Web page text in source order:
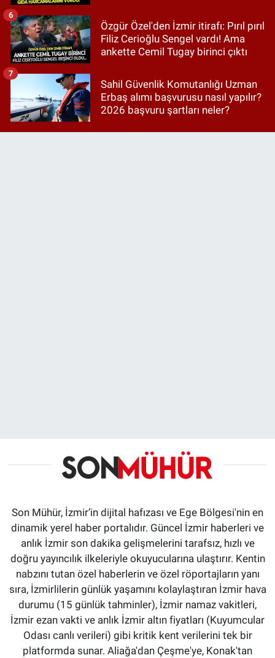
Özgür Özel'den İzmir itirafı: Pırıl pırıl
Filiz Cerioğlu Sengel vardı! Ama
ankette Cemil Tugay birinci çıktı
6
Sahil Güvenlik Komutanlığı Uzman
Erbaş alımı başvurusu nasıl yapılır?
2026 başvuru şartları neler?
7
Son Mühür, İzmir’in dijital hafızası ve Ege Bölgesi'nin en
dinamik yerel haber portalıdır. Güncel İzmir haberleri ve
anlık İzmir son dakika gelişmelerini tarafsız, hızlı ve
doğru yayıncılık ilkeleriyle okuyucularına ulaştırır. Kentin
nabzını tutan özel haberlerin ve özel röportajların yanı
sıra, İzmirlilerin günlük yaşamını kolaylaştıran İzmir hava
durumu (15 günlük tahminler), İzmir namaz vakitleri,
İzmir ezan vakti ve anlık İzmir altın fiyatları (Kuyumcular
Odası canlı verileri) gibi kritik kent verilerini tek bir
platformda sunar. Aliağa'dan Çeşme'ye, Konak'tan